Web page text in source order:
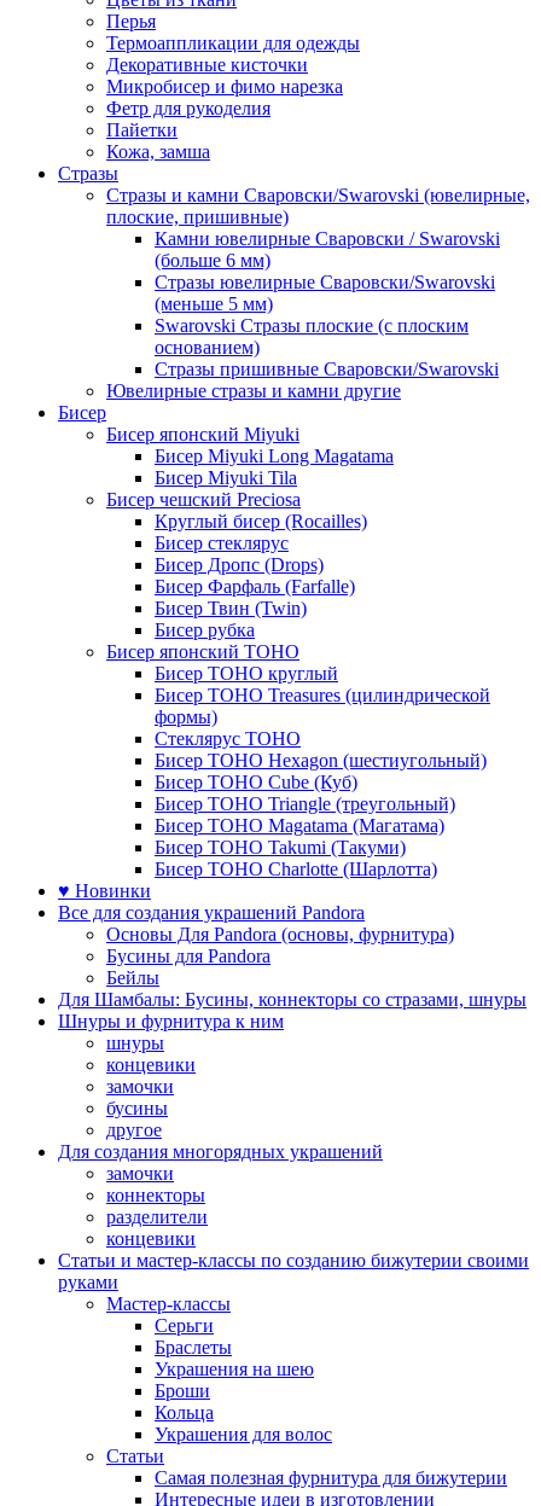
Перья
Термоаппликации для одежды
Декоративные кисточки
Микробисер и фимо нарезка
Фетр для рукоделия
Пайетки
Кожа, замша
Стразы
Стразы и камни Сваровски/Swarovski (ювелирные,
плоские, пришивные)
Камни ювелирные Сваровски / Swarovski
(больше 6 мм)
Стразы ювелирные Сваровски/Swarovski
(меньше 5 мм)
Swarovski Стразы плоские (с плоским
основанием)
Стразы пришивные Сваровски/Swarovski
Ювелирные стразы и камни другие
Бисер
Бисер японский Miyuki
Бисер Miyuki Long Magatama
Бисер Miyuki Tila
Бисер чешский Preciosa
Круглый бисер (Rocailles)
Бисер стеклярус
Бисер Дропс (Drops)
Бисер Фарфаль (Farfalle)
Бисер Твин (Twin)
Бисер рубка
Бисер японский TOHO
Бисер TOHO круглый
Бисер TOHO Treasures (цилиндрической
формы)
Стеклярус TOHO
Бисер TOHO Hexagon (шестиугольный)
Бисер TOHO Cube (Куб)
Бисер TOHO Triangle (треугольный)
Бисер TOHO Magatama (Магатама)
Бисер TOHO Takumi (Такуми)
Бисер TOHO Charlotte (Шарлотта)
♥ Новинки
Все для создания украшений Pandora
Основы Для Pandora (основы, фурнитура)
Бусины для Pandora
Бейлы
Для Шамбалы: Бусины, коннекторы со стразами, шнуры
Шнуры и фурнитура к ним
шнуры
концевики
замочки
бусины
другое
Для создания многорядных украшений
замочки
коннекторы
разделители
концевики
Статьи и мастер-классы по созданию бижутерии своими
руками
Мастер-классы
Серьги
Браслеты
Украшения на шею
Броши
Кольца
Украшения для волос
Статьи
Самая полезная фурнитура для бижутерии
Интересные идеи в изготовлении